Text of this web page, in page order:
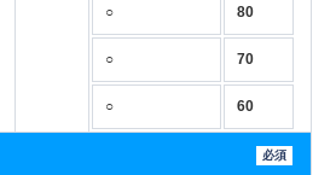
○ 80
○ 70
○ 60
必須